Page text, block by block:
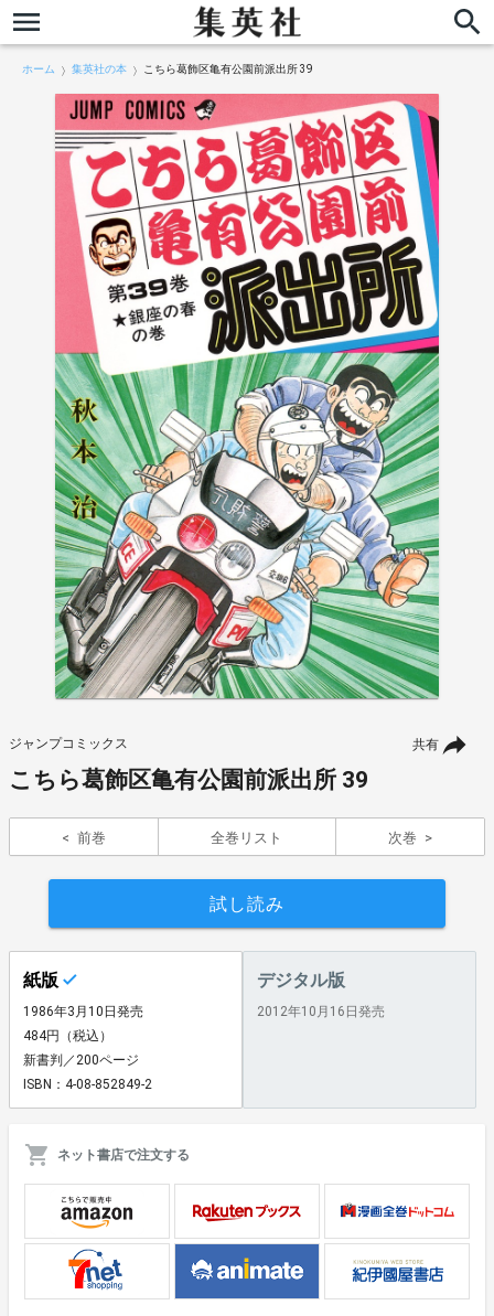
ホーム 集英社の本 こちら葛飾区亀有公園前派出所 39
共有
ジャンプコミックス
こちら葛飾区亀有公園前派出所 39
前巻 全巻リスト 次巻
試し読み
紙版
1986年3月10日発売
484円（税込）
新書判／200ページ
ISBN：4-08-852849-2
デジタル版
2012年10月16日発売
ネット書店で注文する